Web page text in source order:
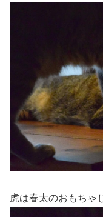
虎は春太のおもちゃ